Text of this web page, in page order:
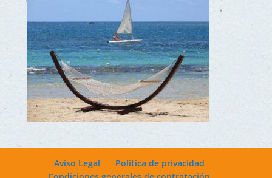
Aviso Legal
Política de privacidad